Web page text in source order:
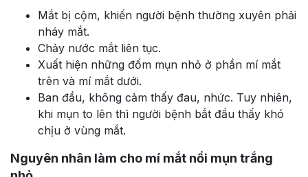
Mắt bị cộm, khiến người bệnh thường xuyên phải
nháy mắt.
Chảy nước mắt liên tục.
Xuất hiện những đốm mụn nhỏ ở phần mí mắt
trên và mí mắt dưới.
Ban đầu, không cảm thấy đau, nhức. Tuy nhiên,
khi mụn to lên thì người bệnh bắt đầu thấy khó
chịu ở vùng mắt.
Nguyên nhân làm cho mí mắt nổi mụn trắng